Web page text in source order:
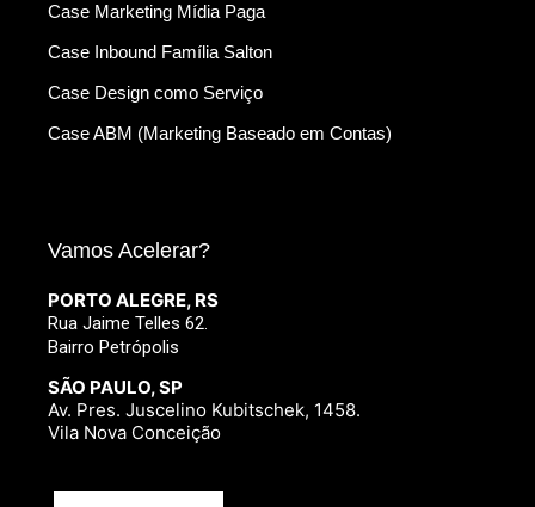
Case Marketing Mídia Paga
Case Inbound Família Salton
Case Design como Serviço
Case ABM (Marketing Baseado em Contas)
Vamos Acelerar?
PORTO ALEGRE, RS
Rua Jaime Telles 62.
Bairro Petrópolis
SÃO PAULO, SP
Av. Pres. Juscelino Kubitschek, 1458.
Vila Nova Conceição